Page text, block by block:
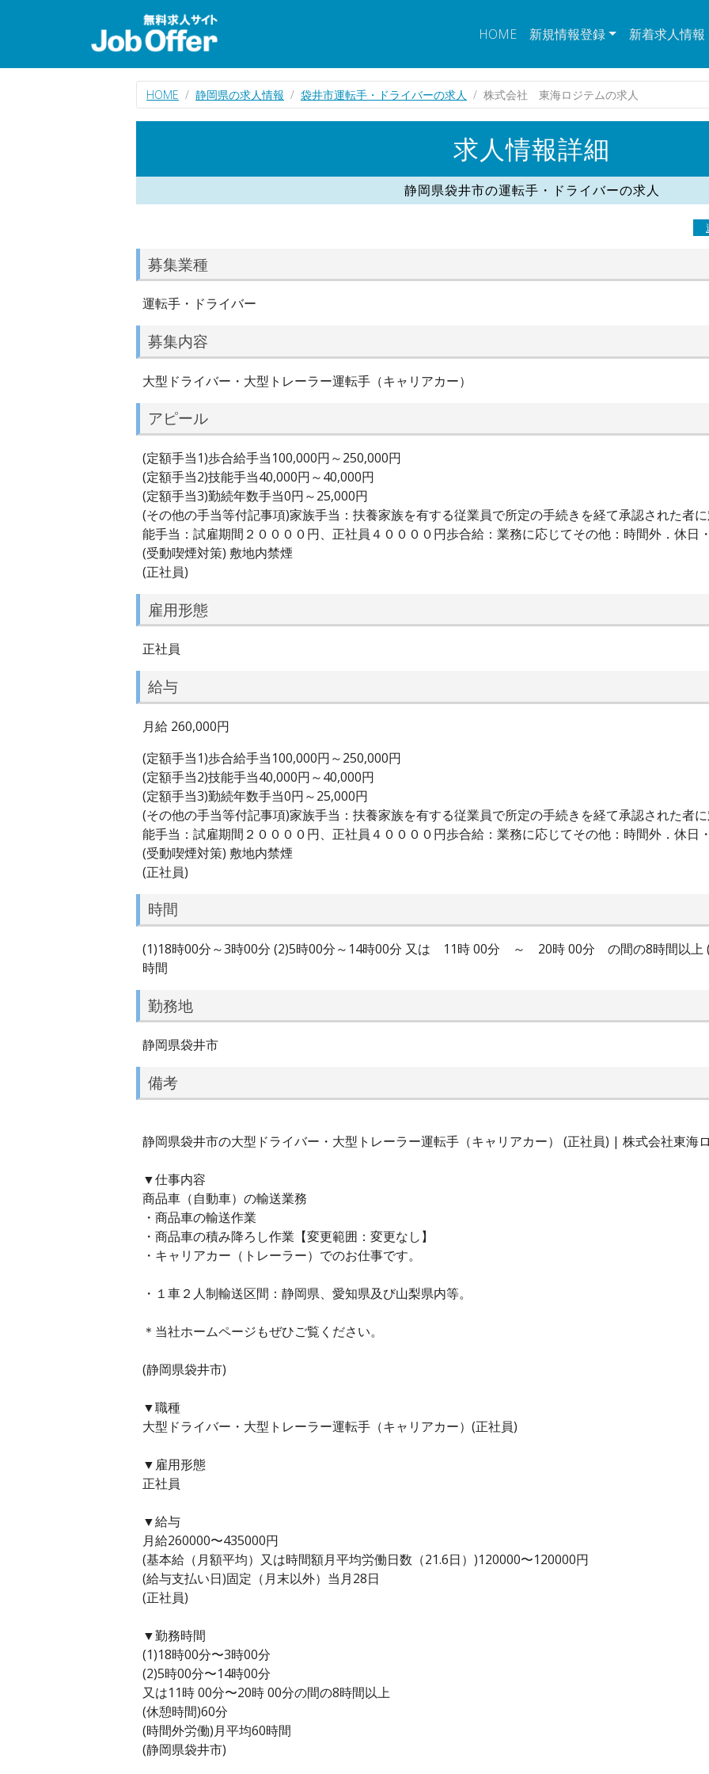
HOME 新規情報登録 新着求人情報
HOME 静岡県の求人情報 袋井市運転手・ドライバーの求人 株式会社 東海ロジテムの求人
求人情報詳細
静岡県袋井市の運転手・ドライバーの求人
募集業種
運転手・ドライバー
募集内容
大型ドライバー・大型トレーラー運転手（キャリアカー）
アピール
(定額手当1)歩合給手当100,000円～250,000円
(定額手当2)技能手当40,000円～40,000円
(定額手当3)勤続年数手当0円～25,000円
(その他の手当等付記事項)家族手当：扶養家族を有する従業員で所定の手続きを経て承認された者
能手当：試雇期間２００００円、正社員４００００円歩合給：業務に応じてその他：時間外．休日
(受動喫煙対策) 敷地内禁煙
(正社員)
雇用形態
正社員
給与
月給 260,000円
(定額手当1)歩合給手当100,000円～250,000円
(定額手当2)技能手当40,000円～40,000円
(定額手当3)勤続年数手当0円～25,000円
(その他の手当等付記事項)家族手当：扶養家族を有する従業員で所定の手続きを経て承認された者
能手当：試雇期間２００００円、正社員４００００円歩合給：業務に応じてその他：時間外．休日
(受動喫煙対策) 敷地内禁煙
(正社員)
時間
(1)18時00分～3時00分 (2)5時00分～14時00分 又は 11時 00分 ～ 20時 00分 の間の8時間以上 (
時間
勤務地
静岡県袋井市
備考
静岡県袋井市の大型ドライバー・大型トレーラー運転手（キャリアカー） (正社員) | 株式会社東海
▼仕事内容
商品車（自動車）の輸送業務
・商品車の輸送作業
・商品車の積み降ろし作業【変更範囲：変更なし】
・キャリアカー（トレーラー）でのお仕事です。
・１車２人制輸送区間：静岡県、愛知県及び山梨県内等。
＊当社ホームページもぜひご覧ください。
(静岡県袋井市)
▼職種
大型ドライバー・大型トレーラー運転手（キャリアカー）(正社員)
▼雇用形態
正社員
▼給与
月給260000〜435000円
(基本給（月額平均）又は時間額月平均労働日数（21.6日）)120000〜120000円
(給与支払い日)固定（月末以外）当月28日
(正社員)
▼勤務時間
(1)18時00分〜3時00分
(2)5時00分〜14時00分
又は11時 00分〜20時 00分の間の8時間以上
(休憩時間)60分
(時間外労働)月平均60時間
(静岡県袋井市)